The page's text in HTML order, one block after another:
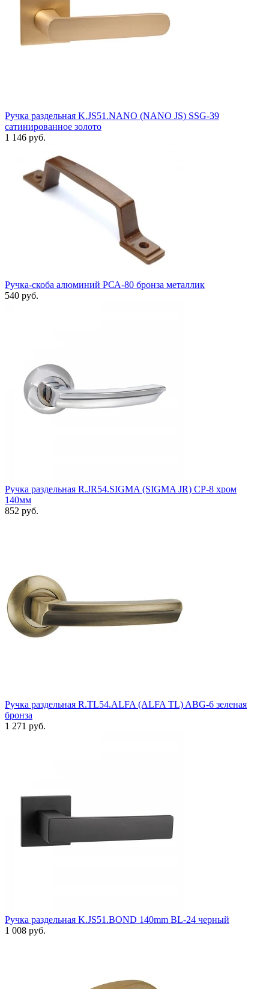
Ручка раздельная K.JS51.NANO (NANO JS) SSG-39
сатинированное золото
1 146 руб.
Ручка-скоба алюминий РСА-80 бронза металлик
540 руб.
Ручка раздельная R.JR54.SIGMA (SIGMA JR) CP-8 хром
140мм
852 руб.
Ручка раздельная R.TL54.ALFA (ALFA TL) ABG-6 зеленая
бронза
1 271 руб.
Ручка раздельная K.JS51.BOND 140mm BL-24 черный
1 008 руб.